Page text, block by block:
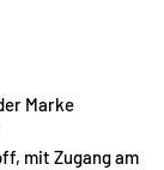
Marke
mit Zugang am